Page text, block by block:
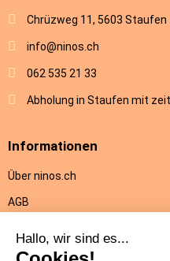
Chrüzweg 11, 5603 Staufen
info@ninos.ch
062 535 21 33
Abholung in Staufen mit
Informationen
Über ninos.ch
AGB
Rückgabe